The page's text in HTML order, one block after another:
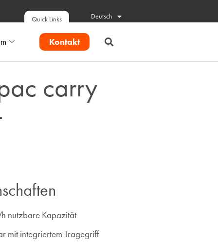
Quick Links Deutsch
Kontakt
carry
nutzbare Kapazität
mit integriertem Tragegriff